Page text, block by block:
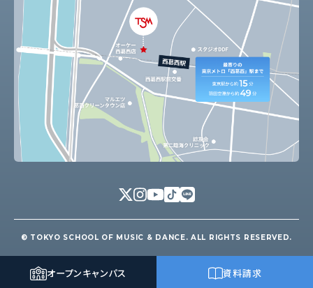
© TOKYO SCHOOL OF MUSIC & DANCE. ALL RIGHTS RESERVED.
オープンキャンパス 資料請求